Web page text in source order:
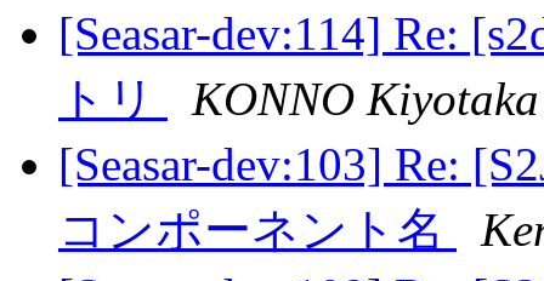
[Seasar-dev:114] Re:
トリ
KONNO Kiyotaka
[Seasar-dev:103] Re:
コンポーネント名